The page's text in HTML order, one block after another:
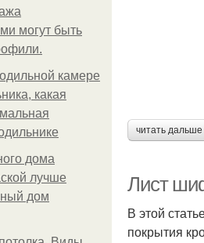
могут быть
камере
какая
дома
лучше
дом
читать
Лист
В этой
покрытия